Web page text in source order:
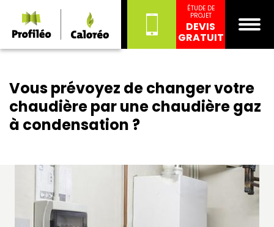
ÉTUDE DE
PROJET
DEVIS
GRATUIT
Vous prévoyez de changer votre
chaudière par une chaudière gaz
à condensation ?